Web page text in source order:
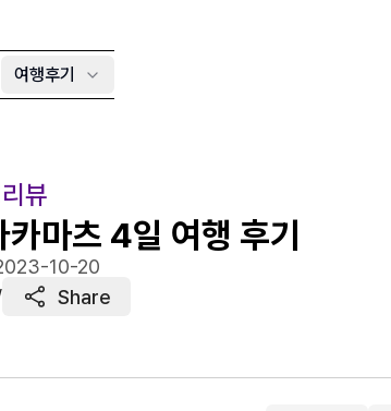
여행후기
뷰
마츠 4일 여행 후기
10-20
Share